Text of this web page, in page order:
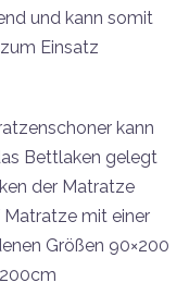
und kann somit
Einsatz
kann
Bettlaken gelegt
der Matratze
mit einer
Größen 90×200